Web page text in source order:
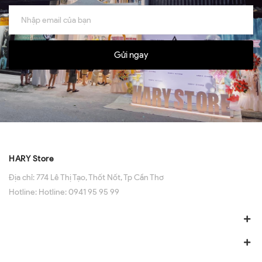
Gửi ngay
HARY Store
Địa chỉ:774 Lê Thị Tạo, Thốt Nốt, Tp Cần Thơ
Hotline: Hotline: 0941 95 95 99